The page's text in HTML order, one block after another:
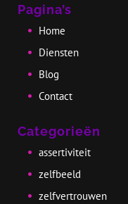
Pagina’s
Home
Diensten
Blog
Contact
Categorieën
assertiviteit
zelfbeeld
zelfvertrouwen